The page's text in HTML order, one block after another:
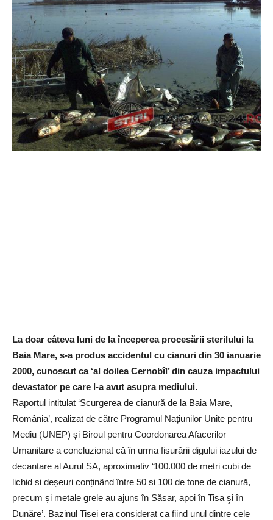
La doar câteva luni de la începerea procesării sterilului la
Baia Mare, s-a produs accidentul cu cianuri din 30 ianuarie
2000, cunoscut ca ‘al doilea Cernobîl’ din cauza impactului
devastator pe care l-a avut asupra mediului.
Raportul intitulat ‘Scurgerea de cianură de la Baia Mare,
România’, realizat de către Programul Națiunilor Unite pentru
Mediu (UNEP) și Biroul pentru Coordonarea Afacerilor
Umanitare a concluzionat că în urma fisurării digului iazului de
decantare al Aurul SA, aproximativ ‘100.000 de metri cubi de
lichid si deșeuri conținând între 50 si 100 de tone de cianură,
precum și metale grele au ajuns în Săsar, apoi în Tisa şi în
Dunăre’. Bazinul Tisei era considerat ca fiind unul dintre cele